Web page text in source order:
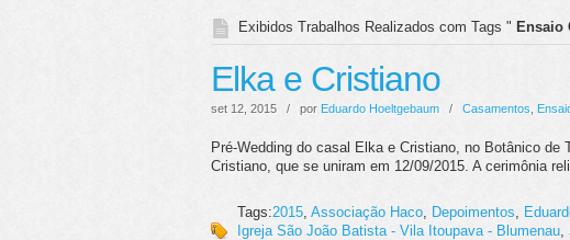
Exibidos Trabalhos Realizados com Tags " Ensaio
Elka e Cristiano
set 12, 2015 / por Eduardo Hoeltgebaum / Casamentos
Pré-Wedding do casal Elka e Cristiano, no Botânico
Cristiano, que se uniram em 12/09/2015. A cerimônia
Tags:2015, Associação Haco, Depoimentos,
Igreja São João Batista - Vila Itoupava - Blumenau,